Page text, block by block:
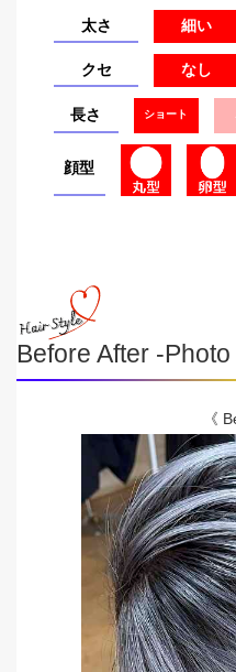
太さ 細い
クセ なし
長さ ショート
顔型
Before After -
《